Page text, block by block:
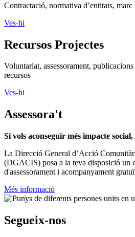
Contractació, normativa d’entitats,
Ves-hi
Recursos Projectes
Voluntariat, assessorament,
recursos
Ves-hi
Assessora't
Si vols aconseguir més impacte
La Direcció General d’Acció
(DGACIS) posa a la teva disposició un
d'assessorament i acompanyament
Més informació
Segueix-nos